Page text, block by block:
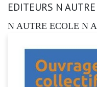
EDITEURS N
N AUTRE ECOLE N